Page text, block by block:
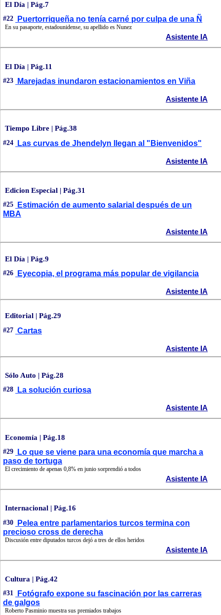
El Día | Pág.7
#22 Puertorriqueña no tenía carné por culpa de una Ñ
En su pasaporte, estadounidense, su apellido es Nunez
Asistente IA
El Día | Pág.11
#23 Marejadas inundaron estacionamientos en Viña
Asistente IA
Tiempo Libre | Pág.38
#24 Las curvas de Jhendelyn llegan al "Bienvenidos"
Asistente IA
Edicion Especial | Pág.31
#25
Estimación de aumento salarial después de un
MBA
Asistente IA
El Día | Pág.9
#26 Eyecopia, el programa más popular de vigilancia
Asistente IA
Editorial | Pág.29
#27 Cartas
Asistente IA
Sólo Auto | Pág.28
#28 La solución curiosa
Asistente IA
Economía | Pág.18
#29
Lo que se viene para una economía que marcha a
paso de tortuga
El crecimiento de apenas 0,8% en junio sorprendió a todos
Asistente IA
Internacional | Pág.16
#30
Pelea entre parlamentarios turcos termina con
precioso cross de derecha
Discusión entre diputados turcos dejó a tres de ellos heridos
Asistente IA
Cultura | Pág.42
#31
Fotógrafo expone su fascinación por las carreras
de galgos
Roberto Pasminio muestra sus premiados trabajos